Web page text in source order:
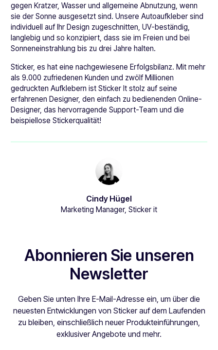
gegen Kratzer, Wasser und allgemeine Abnutzung, wenn
sie der Sonne ausgesetzt sind. Unsere Autoaufkleber sind
individuell auf Ihr Design zugeschnitten, UV-beständig,
langlebig und so konzipiert, dass sie im Freien und bei
Sonneneinstrahlung bis zu drei Jahre halten.
Sticker, es hat eine nachgewiesene Erfolgsbilanz. Mit mehr
als 9.000 zufriedenen Kunden und zwölf Millionen
gedruckten Aufklebern ist Sticker It stolz auf seine
erfahrenen Designer, den einfach zu bedienenden Online-
Designer, das hervorragende Support-Team und die
beispiellose Stickerqualität!
Cindy Hügel
Marketing Manager, Sticker it
Abonnieren Sie unseren
Newsletter
Geben Sie unten Ihre E-Mail-Adresse ein, um über die
neuesten Entwicklungen von Sticker auf dem Laufenden
zu bleiben, einschließlich neuer Produkteinführungen,
exklusiver Angebote und mehr.